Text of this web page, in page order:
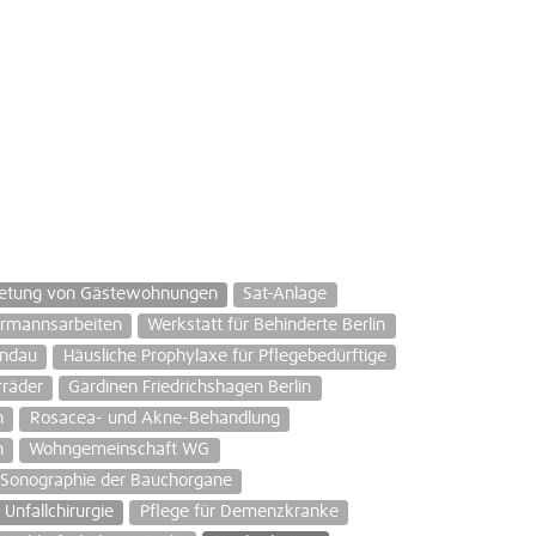
von Gästewohnungen
Sat-Anlage
Werkstatt für Behinderte Berlin
Häusliche Prophylaxe für Pflegebedürftige
Gardinen Friedrichshagen Berlin
Rosacea- und Akne-Behandlung
Wohngemeinschaft WG
Sonographie der Bauchorgane
Pflege für Demenzkranke